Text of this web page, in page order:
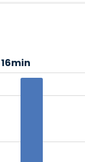
16min